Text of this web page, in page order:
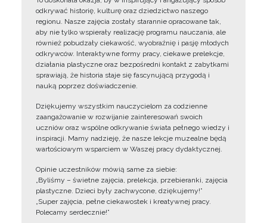
odkrywać historię, kulturę oraz dziedzictwo naszego
regionu. Nasze zajęcia zostały starannie opracowane tak,
aby nie tylko wspierały realizację programu nauczania, ale
również pobudzały ciekawość, wyobraźnię i pasję młodych
odkrywców. Interaktywne formy pracy, ciekawe prelekcje,
działania plastyczne oraz bezpośredni kontakt z zabytkami
sprawiają, że historia staje się fascynującą przygodą i
nauką poprzez doświadczenie.
Dziękujemy wszystkim nauczycielom za codzienne
zaangażowanie w rozwijanie zainteresowań swoich
uczniów oraz wspólne odkrywanie świata pełnego wiedzy i
inspiracji. Mamy nadzieję, że nasze lekcje muzealne będą
wartościowym wsparciem w Waszej pracy dydaktycznej.
Opinie uczestników mówią same za siebie:
„Byliśmy – świetne zajęcia, prelekcja, przebieranki, zajęcia
plastyczne. Dzieci były zachwycone, dziękujemy!”
„Super zajęcia, pełne ciekawostek i kreatywnej pracy.
Polecamy serdecznie!”